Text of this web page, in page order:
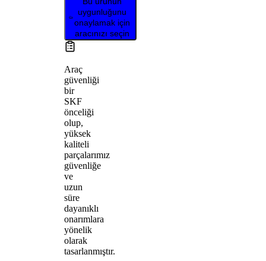
uygunluğunu
onaylamak için
aracınızı seçin
Araç
güvenliği
bir
SKF
önceliği
olup,
yüksek
kaliteli
parçalarımız
güvenliğe
ve
uzun
süre
dayanıklı
onarımlara
yönelik
olarak
tasarlanmıştır.